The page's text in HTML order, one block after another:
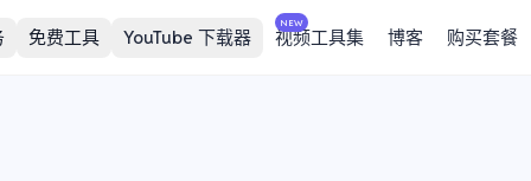
免费工具 YouTube 下载器
NEW
视频工具集 博客 购买套餐